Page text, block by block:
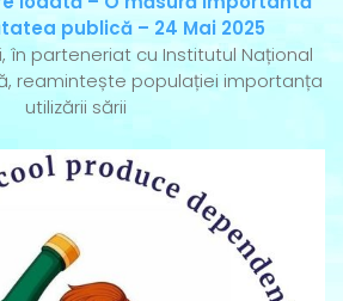
publică – 24 Mai 2025
în parteneriat cu Institutul Național
reamintește populației importanța
utilizării sării